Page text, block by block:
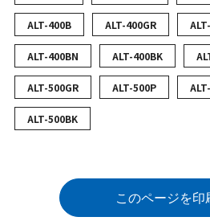
ALT-400B ALT-400GR
ALT-400BN ALT-400BK
ALT-500GR ALT-500P
ALT-500BK
このページを印